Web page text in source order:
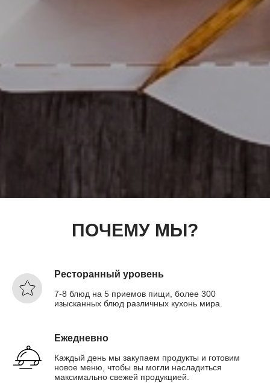
ПОЧЕМУ МЫ?
Ресторанный уровень
7-8 блюд на 5 приемов пищи, более 300
изысканных блюд различных кухонь мира.
Ежедневно
Каждый день мы закупаем продукты и готовим
новое меню, чтобы вы могли насладиться
максимально свежей продукцией.